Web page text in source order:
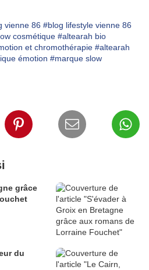
vienne 86 #blog lifestyle vienne 86
cosmétique #altearah bio
et chromothérapie #altearah
émotion #marque slow
grâce
du